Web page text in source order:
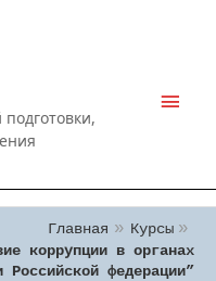
Main
Главная
Курсы
коррупции в органах
Российской федерации”